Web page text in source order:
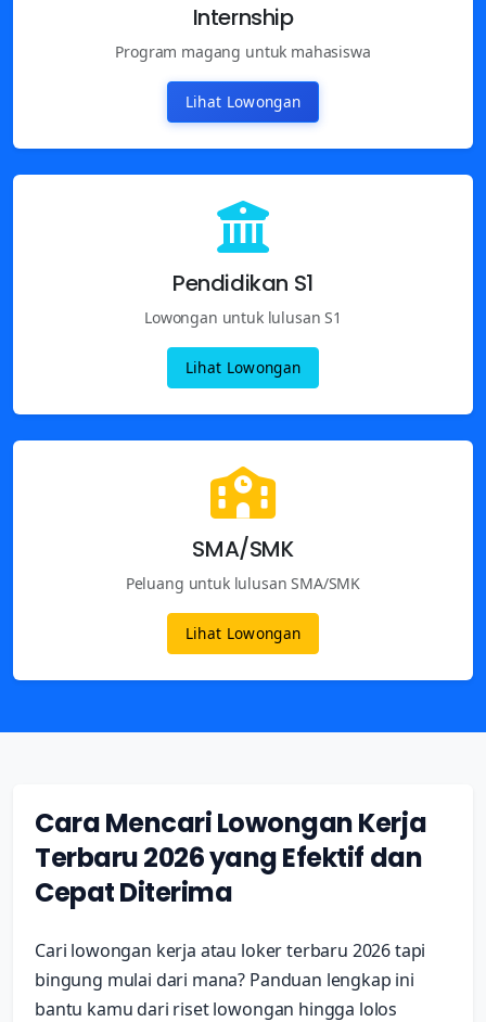
Internship
Program magang untuk mahasiswa
Lihat Lowongan
Pendidikan S1
Lowongan untuk lulusan S1
Lihat Lowongan
SMA/SMK
Peluang untuk lulusan SMA/SMK
Lihat Lowongan
Cara Mencari Lowongan Kerja
Terbaru 2026 yang Efektif dan
Cepat Diterima
Cari lowongan kerja atau loker terbaru 2026 tapi
bingung mulai dari mana? Panduan lengkap ini
bantu kamu dari riset lowongan hingga lolos